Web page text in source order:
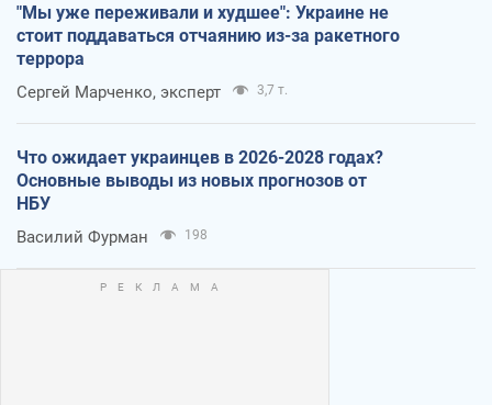
"Мы уже переживали и худшее": Украине не
стоит поддаваться отчаянию из-за ракетного
террора
Сергей Марченко, эксперт 3,7 т.
Что ожидает украинцев в 2026-2028 годах?
Основные выводы из новых прогнозов от
НБУ
Василий Фурман 198